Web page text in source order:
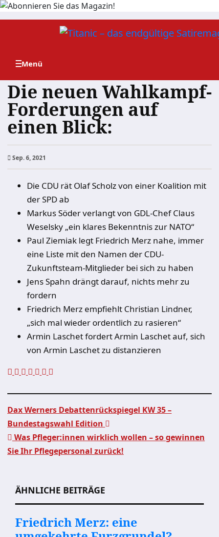
Zum
Die neuen Wahlkampf-
Forderungen auf
einen Blick:
Sep. 6, 2021
Die CDU rät Olaf Scholz von einer Koalition mit
der SPD ab
Markus Söder verlangt von GDL-Chef Claus
Weselsky „ein klares Bekenntnis zur NATO“
Paul Ziemiak legt Friedrich Merz nahe, immer
eine Liste mit den Namen der CDU-
Zukunftsteam-Mitglieder bei sich zu haben
Jens Spahn drängt darauf, nichts mehr zu
fordern
Friedrich Merz empfiehlt Christian Lindner,
„sich mal wieder ordentlich zu rasieren“
Armin Laschet fordert Armin Laschet auf, sich
von Armin Laschet zu distanzieren
Beitragsnavigation
Dax Werners Debattenrückspiegel KW 35 –
Bundestagswahl Edition
Was Pfleger:innen wirklich wollen – so gewinnen
Sie Ihr Pflegepersonal zurück!
ÄHNLICHE BEITRÄGE
Friedrich Merz: eine